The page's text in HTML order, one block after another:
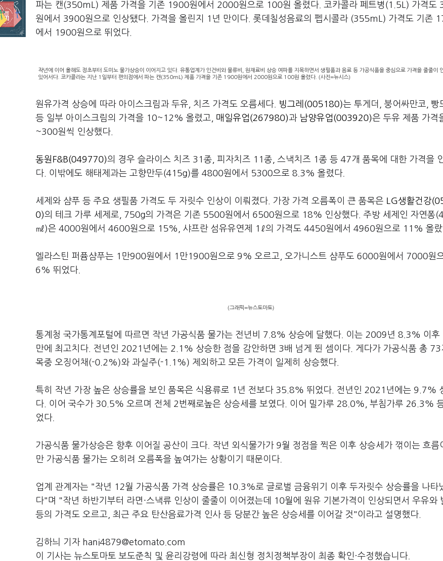
파는 캔(350mL) 제품 가격을 기존 1900원에서 2000원으로 100원 올렸다. 코카콜라 페트병(1.5L) 가격도
원에서 3900원으로 인상됐다. 가격을 올린지 1년 만이다. 롯데칠성음료의 펩시콜라 (355mL) 가격도 기존
에서 1900원으로 뛰었다.
작년에 이어 올해도 정초부터 도미노 물가상승이 이어지고 있다. 유통업계가 인건비와 물류비, 원재료비 상승 여파를 지목하면서 생필품과 음료 등 가공식품을 중심으로 가격을 줄줄이
있어서다. 코카콜라는 지난 1일부터 편의점에서 파는 캔(350mL) 제품 가격을 기존 1900원에서 2000원으로 100원 올렸다. (사진=뉴시스)
원유가격 상승에 따라 아이스크림과 두유, 치즈 가격도 오름세다. 빙그레(005180)는 투게더, 붕어싸만코, 빵
등 일부 아이스크림의 가격을 10~12% 올렸고, 매일유업(267980)과 남양유업(003920)은 두유 제품 가격
~300원씩 인상했다.
동원F&B(049770)의 경우 슬라이스 치즈 31종, 피자치즈 11종, 스낵치즈 1종 등 47개 품목에 대한 가격을
다. 이밖에도 해태제과는 고향만두(415g)를 4800원에서 5300으로 8.3% 올렸다.
세제와 샴푸 등 주요 생필품 가격도 두 자릿수 인상이 이뤄졌다. 가장 가격 오름폭이 큰 품목은
LG생활건강
0)의 테크 가루 세제로, 750g의 가격은 기존 5500원에서 6500원으로 18% 인상했다. 주방 세제인 자연퐁
㎖)은 4000원에서 4600원으로 15%, 샤프란 섬유유연제 1ℓ의 가격도 4450원에서 4960원으로 11% 올
엘라스틴 퍼퓸샴푸는 1만900원에서 1만1900원으로 9% 오르고, 오가니스트 샴푸도 6000원에서 7000원
6% 뛰었다.
(그래픽=뉴스토마토)
통계청 국가통계포털에 따르면 작년 가공식품 물가는 전년비 7.8% 상승에 달했다. 이는 2009년 8.3% 이후
만에 최고치다. 전년인 2021년에는 2.1% 상승한 점을 감안하면 3배 넘게 뛴 셈이다. 게다가 가공식품 총 73
목중 오징어채(-0.2%)와 과실주(-1.1%) 제외하고 모든 가격이 일제히 상승했다.
특히 작년 가장 높은 상승률을 보인 품목은 식용류로 1년 전보다 35.8% 뛰었다. 전년인 2021년에는 9.7%
다. 이어 국수가 30.5% 오르며 전체 2번째로높은 상승세를 보였다. 이어 밀가루 28.0%, 부침가루 26.3%
었다.
가공식품 물가상승은 향후 이어질 공산이 크다. 작년 외식물가가 9월 정점을 찍은 이후 상승세가 꺾이는 흐름
만 가공식품 물가는 오히려 오름폭을 높여가는 상황이기 때문이다.
업계 관계자는 "작년 12월 가공식품 가격 상승률은 10.3%로 글로벌 금융위기 이후 두자릿수 상승률을 나타
다"며 "작년 하반기부터 라면·스낵류 인상이 줄줄이 이어졌는데 10월에 원유 기본가격이 인상되면서 우유와
등의 가격도 오르고, 최근 주요 탄산음료가격 인사 등 당분간 높은 상승세를 이어갈 것"이라고 설명했다.
김하늬 기자 hani4879@etomato.com
이 기사는 뉴스토마토 보도준칙 및 윤리강령에 따라 최신형 정치정책부장이 최종 확인·수정했습니다.